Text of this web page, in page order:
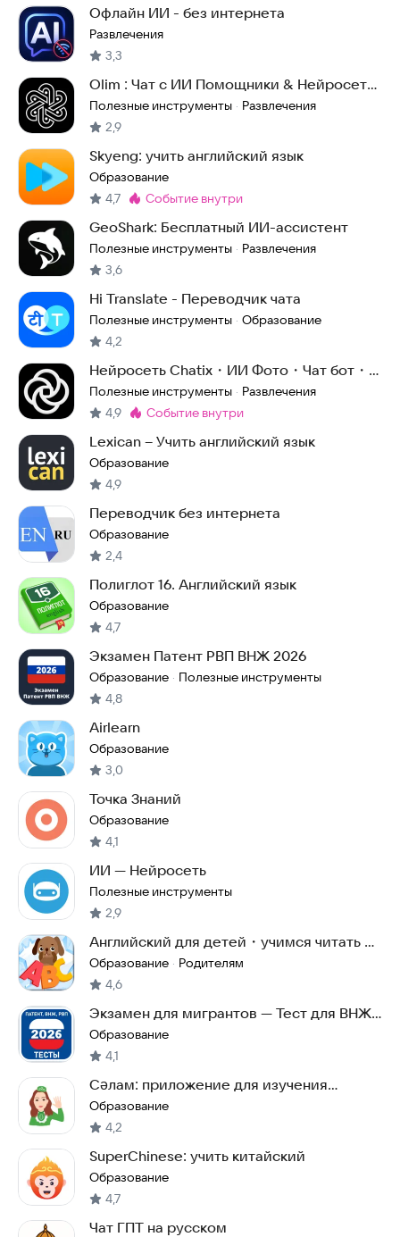
Офлайн ИИ - без интернета
Развлечения
3,3
Olim : Чат с ИИ Помощники & Нейросеть
5.5
Полезные инструменты · Развлечения
2,9
Skyeng: учить английский язык
Образование
4,7 Метка:
событие внутри
GeoShark: Бесплатный ИИ-ассистент
Полезные инструменты · Развлечения
3,6
Hi Translate - Переводчик чата
Полезные инструменты · Образование
4,2
Нейросеть Chatix・ИИ Фото・Чат бот・
Голосовой чат
Полезные инструменты · Развлечения
4,9 Метка:
событие внутри
Lexican – Учить английский язык
Образование
4,9
Переводчик без интернета
Образование
2,4
Полиглот 16. Английский язык
Образование
4,7
Экзамен Патент РВП ВНЖ 2026
Образование · Полезные инструменты
4,8
Airlearn
Образование
3,0
Точка Знаний
Образование
4,1
ИИ — Нейросеть
Полезные инструменты
2,9
Английский для детей・учимся читать и
учим буквы
Образование · Родителям
4,6
Экзамен для мигрантов — Тест для ВНЖ,
РВП, Патент
Образование
4,1
Сәлам: приложение для изучения
татарского языка
Образование
4,2
SuperChinese: учить китайский
Образование
4,7
Чат ГПТ на русском